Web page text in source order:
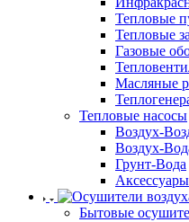
Тепловые
Тепловые
Газовые
Масляные
Тепловые насосы
Воздух-
Воздух-
Грунт-Вода
Аксессуары
Бытовые